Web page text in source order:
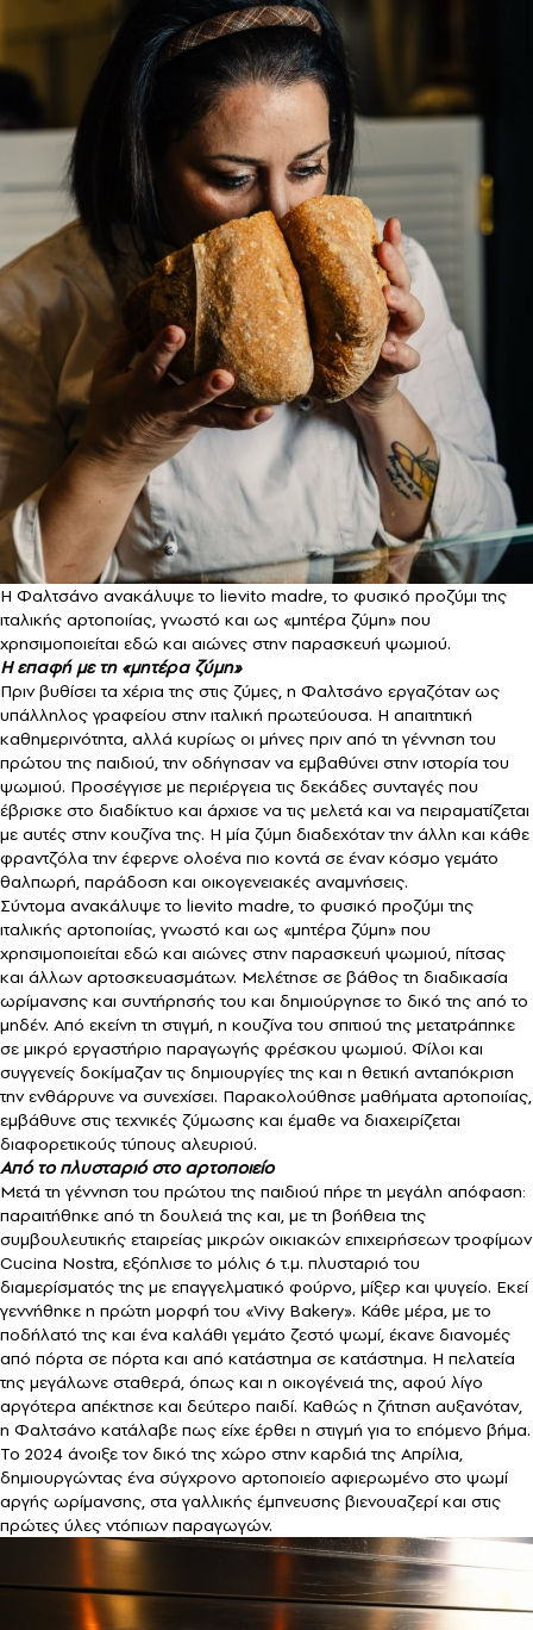
Η Φαλτσάνο ανακάλυψε το lievito madre, το φυσικό προζύμι της
ιταλικής αρτοποιίας, γνωστό και ως «μητέρα ζύμη» που
χρησιμοποιείται εδώ και αιώνες στην παρασκευή ψωμιού.
Η επαφή με τη «μητέρα ζύμη»
Πριν βυθίσει τα χέρια της στις ζύμες, η Φαλτσάνο εργαζόταν ως
υπάλληλος γραφείου στην ιταλική πρωτεύουσα. Η απαιτητική
καθημερινότητα, αλλά κυρίως οι μήνες πριν από τη γέννηση του
πρώτου της παιδιού, την οδήγησαν να εμβαθύνει στην ιστορία του
ψωμιού. Προσέγγισε με περιέργεια τις δεκάδες συνταγές που
έβρισκε στο διαδίκτυο και άρχισε να τις μελετά και να πειραματίζεται
με αυτές στην κουζίνα της. Η μία ζύμη διαδεχόταν την άλλη και κάθε
φραντζόλα την έφερνε ολοένα πιο κοντά σε έναν κόσμο γεμάτο
θαλπωρή, παράδοση και οικογενειακές αναμνήσεις.
Σύντομα ανακάλυψε το lievito madre, το φυσικό προζύμι της
ιταλικής αρτοποιίας, γνωστό και ως «μητέρα ζύμη» που
χρησιμοποιείται εδώ και αιώνες στην παρασκευή ψωμιού, πίτσας
και άλλων αρτοσκευασμάτων. Μελέτησε σε βάθος τη διαδικασία
ωρίμανσης και συντήρησής του και δημιούργησε το δικό της από το
μηδέν. Από εκείνη τη στιγμή, η κουζίνα του σπιτιού της μετατράπηκε
σε μικρό εργαστήριο παραγωγής φρέσκου ψωμιού. Φίλοι και
συγγενείς δοκίμαζαν τις δημιουργίες της και η θετική ανταπόκριση
την ενθάρρυνε να συνεχίσει. Παρακολούθησε μαθήματα αρτοποιίας,
εμβάθυνε στις τεχνικές ζύμωσης και έμαθε να διαχειρίζεται
διαφορετικούς τύπους αλευριού.
Από το πλυσταριό στο αρτοποιείο
Μετά τη γέννηση του πρώτου της παιδιού πήρε τη μεγάλη απόφαση:
παραιτήθηκε από τη δουλειά της και, με τη βοήθεια της
συμβουλευτικής εταιρείας μικρών οικιακών επιχειρήσεων τροφίμων
Cucina Nostra, εξόπλισε το μόλις 6 τ.μ. πλυσταριό του
διαμερίσματός της με επαγγελματικό φούρνο, μίξερ και ψυγείο. Εκεί
γεννήθηκε η πρώτη μορφή του «Vivy Bakery». Κάθε μέρα, με το
ποδήλατό της και ένα καλάθι γεμάτο ζεστό ψωμί, έκανε διανομές
από πόρτα σε πόρτα και από κατάστημα σε κατάστημα. Η πελατεία
της μεγάλωνε σταθερά, όπως και η οικογένειά της, αφού λίγο
αργότερα απέκτησε και δεύτερο παιδί. Καθώς η ζήτηση αυξανόταν,
η Φαλτσάνο κατάλαβε πως είχε έρθει η στιγμή για το επόμενο βήμα.
Το 2024 άνοιξε τον δικό της χώρο στην καρδιά της Απρίλια,
δημιουργώντας ένα σύγχρονο αρτοποιείο αφιερωμένο στο ψωμί
αργής ωρίμανσης, στα γαλλικής έμπνευσης βιενουαζερί και στις
πρώτες ύλες ντόπιων παραγωγών.